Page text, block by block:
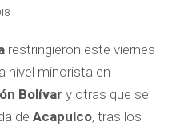
restringieron este viernes
nivel minorista en
Bolívar y otras que se
de Acapulco, tras los